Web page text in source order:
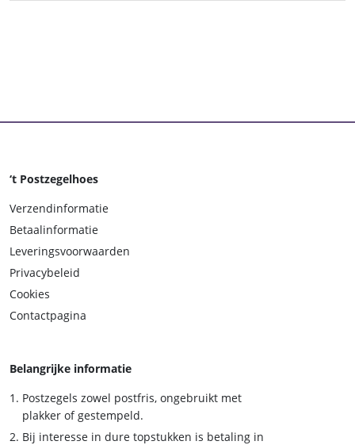
‘t Postzegelhoes
Verzendinformatie
Betaalinformatie
Leveringsvoorwaarden
Privacybeleid
Cookies
Contactpagina
Belangrijke informatie
Postzegels zowel postfris, ongebruikt met
plakker of gestempeld.
Bij interesse in dure topstukken is betaling in